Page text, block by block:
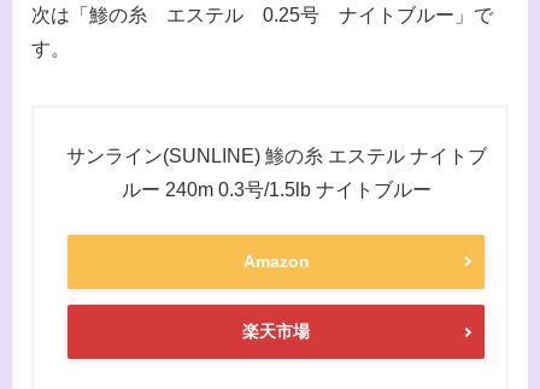
次は「鯵の糸 エステル 0.25号 ナイトブルー」で
す。
サンライン(SUNLINE) 鯵の糸 エステル ナイトブ
ルー 240m 0.3号/1.5lb ナイトブルー
Amazon
楽天市場